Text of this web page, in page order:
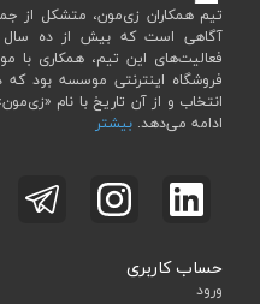
تیم همکاران زی‌مون، متشکل از
آگاهی است که بیش از ده سال
فعالیت‌های این تیم، همکاری با
انتخاب و از آن تاریخ با نام
ادامه می‌دهد. بیشتر
حساب کاربری
ورود